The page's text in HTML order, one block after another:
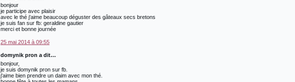
bonjour
je participe avec plaisir
avec le thé j'aime beaucoup déguster des gâteaux secs bretons
je suis fan sur fb: geraldine gautier
merci et bonne journée
25 mai 2014 à 09:55
domynik pron a dit…
bonjour,
je suis domynik pron sur fb.
j'aime bien prendre un daim avec mon thé.